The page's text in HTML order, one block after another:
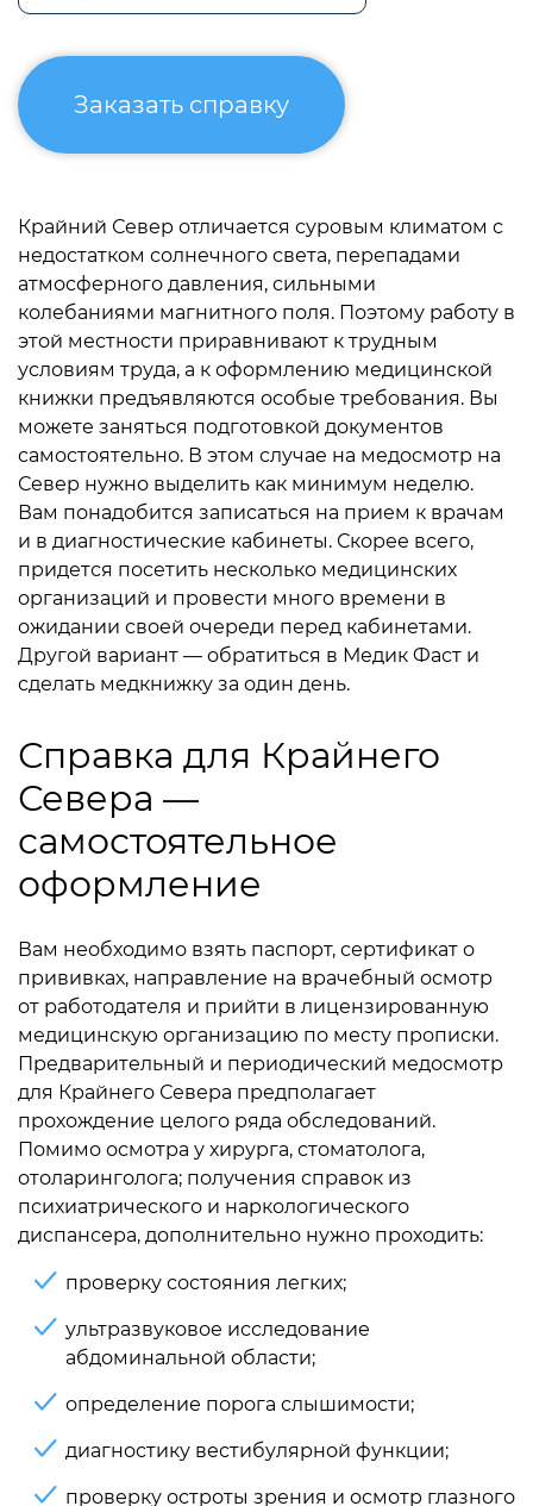
Заказать справку
Крайний Север отличается суровым климатом с
недостатком солнечного света, перепадами
атмосферного давления, сильными
колебаниями магнитного поля. Поэтому работу в
этой местности приравнивают к трудным
условиям труда, а к оформлению медицинской
книжки предъявляются особые требования. Вы
можете заняться подготовкой документов
самостоятельно. В этом случае на медосмотр на
Север нужно выделить как минимум неделю.
Вам понадобится записаться на прием к врачам
и в диагностические кабинеты. Скорее всего,
придется посетить несколько медицинских
организаций и провести много времени в
ожидании своей очереди перед кабинетами.
Другой вариант — обратиться в Медик Фаст и
сделать медкнижку за один день.
Справка для Крайнего
Севера —
самостоятельное
оформление
Вам необходимо взять паспорт, сертификат о
прививках, направление на врачебный осмотр
от работодателя и прийти в лицензированную
медицинскую организацию по месту прописки.
Предварительный и периодический медосмотр
для Крайнего Севера предполагает
прохождение целого ряда обследований.
Помимо осмотра у хирурга, стоматолога,
отоларинголога; получения справок из
психиатрического и наркологического
диспансера, дополнительно нужно проходить:
проверку состояния легких;
ультразвуковое исследование
абдоминальной области;
определение порога слышимости;
диагностику вестибулярной функции;
проверку остроты зрения и осмотр глазного